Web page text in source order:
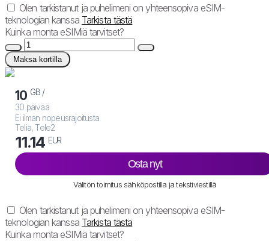
Olen tarkistanut ja puhelimeni on yhteensopiva eSIM-
teknologian kanssa Tarkista tästä
Kuinka monta eSIMiä tarvitset?
Maksa kortilla
10 GB /
30 päivää
Ei ilman nopeusrajoitusta
Telia, Tele2
11.14 EUR
Osta nyt
Välitön toimitus sähköpostilla ja tekstiviestillä
Olen tarkistanut ja puhelimeni on yhteensopiva eSIM-
teknologian kanssa Tarkista tästä
Kuinka monta eSIMiä tarvitset?